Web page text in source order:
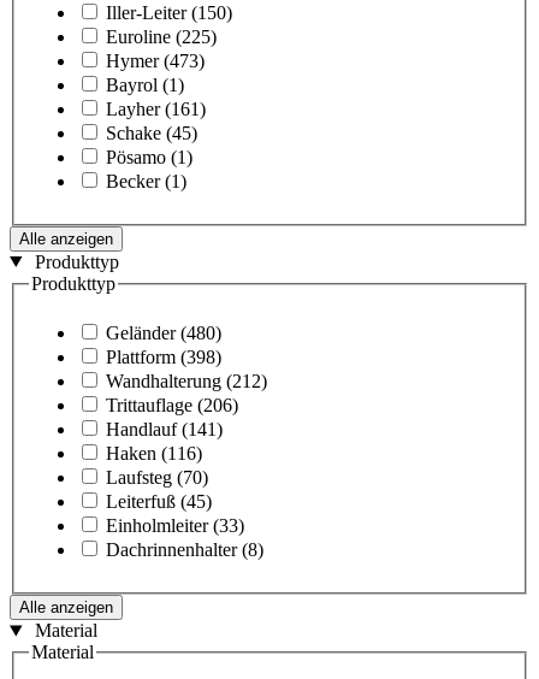
Iller-Leiter (150)
Euroline (225)
Hymer (473)
Bayrol (1)
Layher (161)
Schake (45)
Pösamo (1)
Becker (1)
Alle anzeigen
Produkttyp
Produkttyp
Geländer (480)
Plattform (398)
Wandhalterung (212)
Trittauflage (206)
Handlauf (141)
Haken (116)
Laufsteg (70)
Leiterfuß (45)
Einholmleiter (33)
Dachrinnenhalter (8)
Alle anzeigen
Material
Material